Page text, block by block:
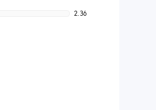
2.36